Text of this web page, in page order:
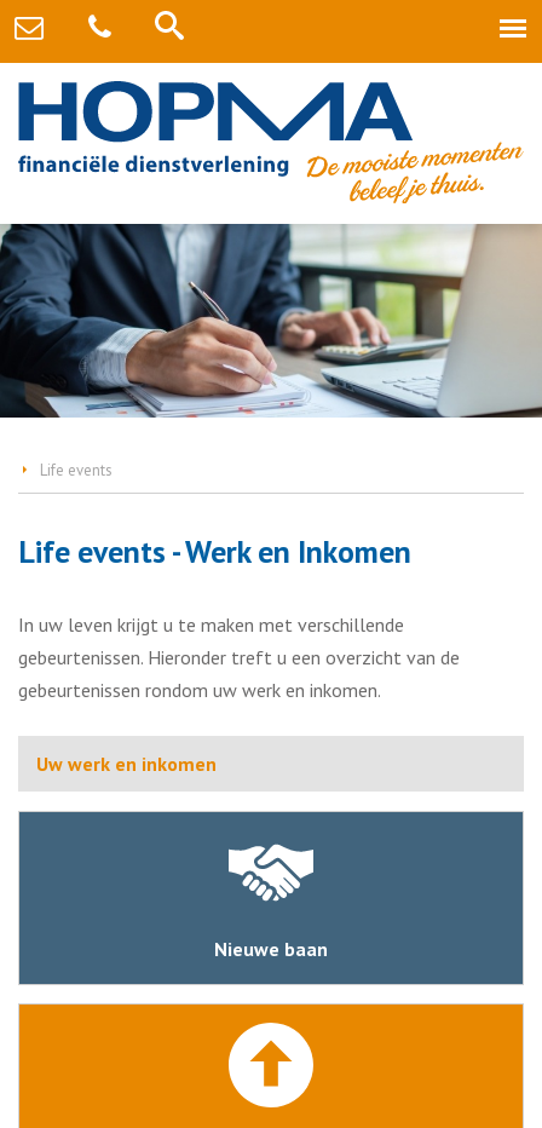
Life events
Life events - Werk en Inkomen
In uw leven krijgt u te maken met verschillende
gebeurtenissen. Hieronder treft u een overzicht van de
gebeurtenissen rondom uw werk en inkomen.
Uw werk en inkomen
Nieuwe baan